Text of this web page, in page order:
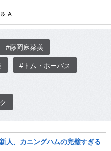
Ａ
#藤岡麻菜美
#トム・ホーバス
人、カニングハムの完璧すぎる